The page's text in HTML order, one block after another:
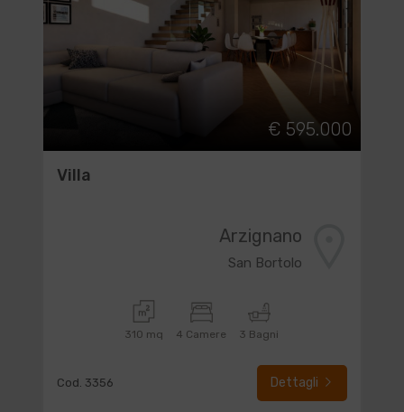
€ 595.000
Villa
Arzignano
San Bortolo
310 mq 4 Camere 3 Bagni
Cod. 3356 Dettagli